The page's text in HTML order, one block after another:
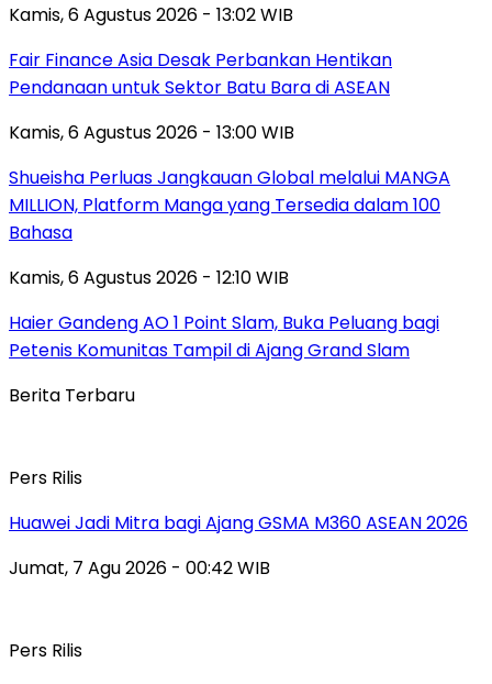
Kamis, 6 Agustus 2026 - 13:02 WIB
Fair Finance Asia Desak Perbankan Hentikan
Pendanaan untuk Sektor Batu Bara di ASEAN
Kamis, 6 Agustus 2026 - 13:00 WIB
Shueisha Perluas Jangkauan Global melalui MANGA
MILLION, Platform Manga yang Tersedia dalam 100
Bahasa
Kamis, 6 Agustus 2026 - 12:10 WIB
Haier Gandeng AO 1 Point Slam, Buka Peluang bagi
Petenis Komunitas Tampil di Ajang Grand Slam
Berita Terbaru
Pers Rilis
Huawei Jadi Mitra bagi Ajang GSMA M360 ASEAN 2026
Jumat, 7 Agu 2026 - 00:42 WIB
Pers Rilis